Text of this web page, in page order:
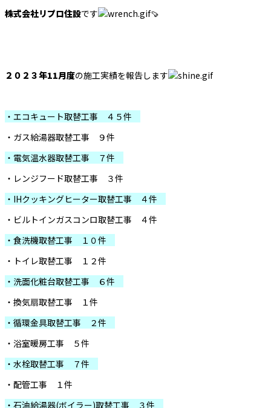
株式会社リプロ住設です 🍠
２０２３年11月度の施工実績を報告します
・エコキュート取替工事 ４５件
・ガス給湯器取替工事 ９件
・電気温水器取替工事 ７件
・レンジフード取替工事 ３件
・IHクッキングヒーター取替工事 ４件
・ビルトインガスコンロ取替工事 ４件
・食洗機取替工事 １０件
・トイレ取替工事 １２件
・洗面化粧台取替工事 ６件
・換気扇取替工事 １件
・循環金具取替工事 ２件
・浴室暖房工事 ５件
・水栓取替工事 ７件
・配管工事 １件
・石油給湯器(ボイラー)取替工事 ３件